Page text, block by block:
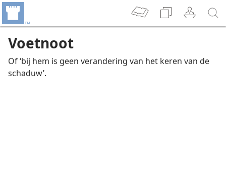
Voetnoot
Of ‘bij hem is geen verandering van het keren van de
schaduw’.